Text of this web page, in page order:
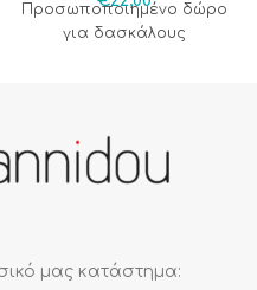
Προσωποποιημένο δώρο
για δασκάλους
μας κατάστημα: